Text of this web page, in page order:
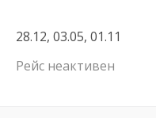
28.12, 03.05, 01.11
Рейс неактивен